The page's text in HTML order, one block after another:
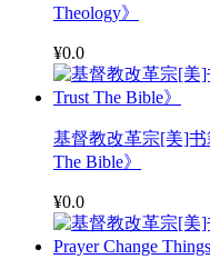
Theology》
¥0.0
基督教改革宗[美]书
The Bible》
¥0.0